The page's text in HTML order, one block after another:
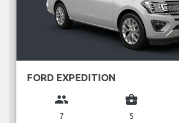
FORD EXPEDITION
group
7
business_center
5